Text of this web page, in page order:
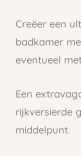
Creëer een
badkamer
eventueel
Een
rijkversierde
middelpunt.